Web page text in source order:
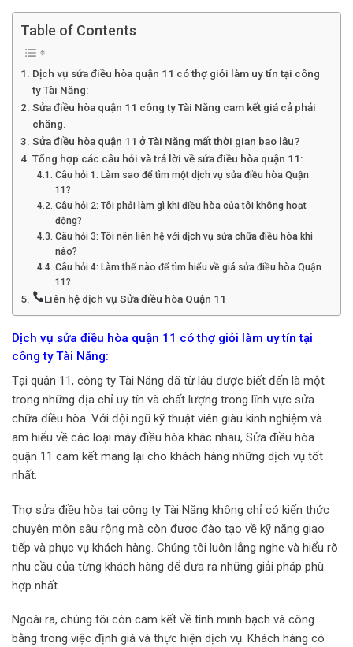
Table of Contents
Dịch vụ sửa điều hòa quận 11 có thợ giỏi làm uy tín tại công
ty Tài Năng:
Sửa điều hòa quận 11 công ty Tài Năng cam kết giá cả phải
chăng.
Sửa điều hòa quận 11 ở Tài Năng mất thời gian bao lâu?
Tổng hợp các câu hỏi và trả lời về sửa điều hòa quận 11:
Câu hỏi 1: Làm sao để tìm một dịch vụ sửa điều hòa Quận
11?
Câu hỏi 2: Tôi phải làm gì khi điều hòa của tôi không hoạt
động?
Câu hỏi 3: Tôi nên liên hệ với dịch vụ sửa chữa điều hòa khi
nào?
Câu hỏi 4: Làm thế nào để tìm hiểu về giá sửa điều hòa Quận
11?
Liên hệ dịch vụ Sửa điều hòa Quận 11
Dịch vụ sửa điều hòa quận 11 có thợ giỏi làm uy tín tại
công ty Tài Năng:
Tại quận 11, công ty Tài Năng đã từ lâu được biết đến là một
trong những địa chỉ uy tín và chất lượng trong lĩnh vực sửa
chữa điều hòa. Với đội ngũ kỹ thuật viên giàu kinh nghiệm và
am hiểu về các loại máy điều hòa khác nhau, Sửa điều hòa
quận 11 cam kết mang lại cho khách hàng những dịch vụ tốt
nhất.
Thợ sửa điều hòa tại công ty Tài Năng không chỉ có kiến thức
chuyên môn sâu rộng mà còn được đào tạo về kỹ năng giao
tiếp và phục vụ khách hàng. Chúng tôi luôn lắng nghe và hiểu rõ
nhu cầu của từng khách hàng để đưa ra những giải pháp phù
hợp nhất.
Ngoài ra, chúng tôi còn cam kết về tính minh bạch và công
bằng trong việc định giá và thực hiện dịch vụ. Khách hàng có